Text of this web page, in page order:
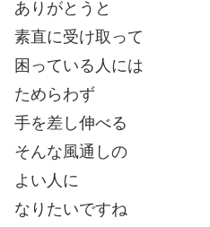
ありがとうと
素直に受け取って
困っている人には
ためらわず
手を差し伸べる
そんな風通しの
よい人に
なりたいですね